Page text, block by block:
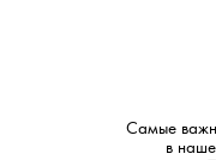
Самые
в